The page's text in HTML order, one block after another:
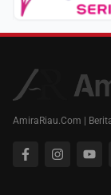
AmiraRiau.Com |